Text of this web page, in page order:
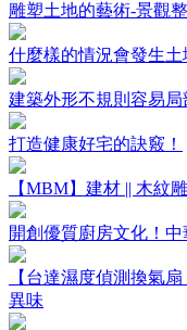
雕塑土地的藝術-景觀
什麼樣的情況會發生土
建築外形不規則容易局
打造健康好宅的訣竅！
【MBM】建材 || 木紋
開創優質廚房文化！
【台達濕度偵測換氣
異味